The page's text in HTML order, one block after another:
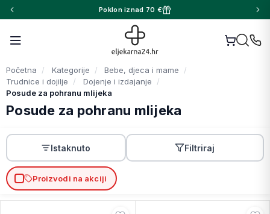
Poklon iznad 70 €
Početna Kategorije
Bebe, djeca i mame
Trudnice i dojilje
Dojenje i izdajanje
Posude za pohranu mlijeka
Posude za pohranu mlijeka
Istaknuto Filtriraj
Proizvodi na akciji